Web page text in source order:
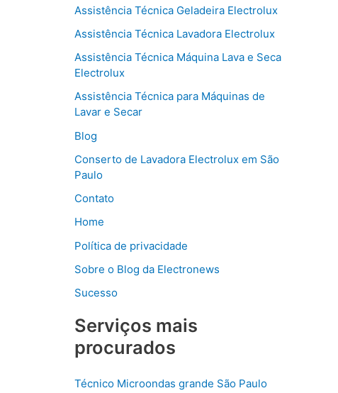
Assistência Técnica Geladeira Electrolux
Assistência Técnica Lavadora Electrolux
Assistência Técnica Máquina Lava e Seca
Electrolux
Assistência Técnica para Máquinas de
Lavar e Secar
Blog
Conserto de Lavadora Electrolux em São
Paulo
Contato
Home
Política de privacidade
Sobre o Blog da Electronews
Sucesso
Serviços mais
procurados
Técnico Microondas grande São Paulo